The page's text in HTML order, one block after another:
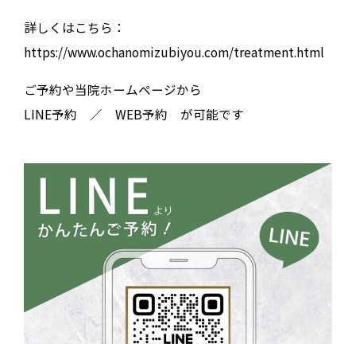
詳しくはこちら：
https://www.ochanomizubiyou.com/treatment.html
ご予約や当院ホームページから
LINE予約 ／ WEB予約 が可能です